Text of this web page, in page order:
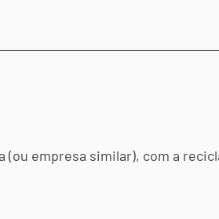
(ou empresa similar), com a